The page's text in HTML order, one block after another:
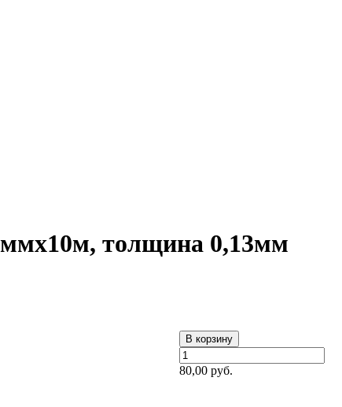
толщина 0,13мм
80,00 руб.